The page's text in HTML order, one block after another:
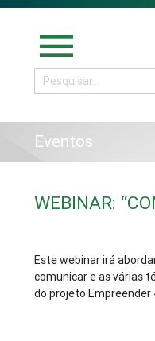
menu
Eventos
WEBINAR:
Este webinar irá
comunicar e as várias
do projeto Empreender